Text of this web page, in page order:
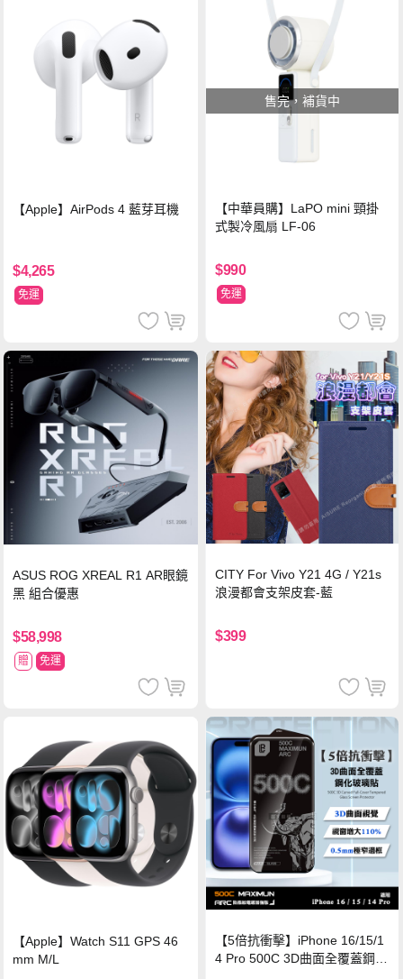
【Apple】AirPods 4 藍芽耳機
$4,265
免運
售完，補貨中
【中華員購】LaPO mini 頸掛
式製冷風扇 LF-06
$990
免運
ASUS ROG XREAL R1 AR眼鏡
黑 組合優惠
$58,998
贈 免運
CITY For Vivo Y21 4G / Y21s
浪漫都會支架皮套-藍
$399
【Apple】Watch S11 GPS 46
mm M/L
【5倍抗衝擊】iPhone 16/15/1
4 Pro 500C 3D曲面全覆蓋鋼化